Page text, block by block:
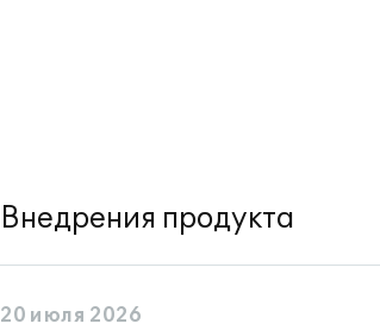
Внедрения продукта
20 июля 2026